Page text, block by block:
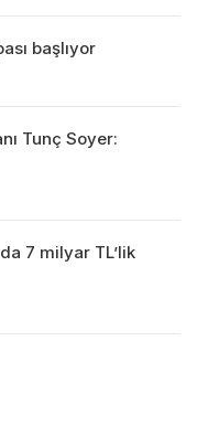
başlıyor
Tunç Soyer:
7 milyar TL’lik